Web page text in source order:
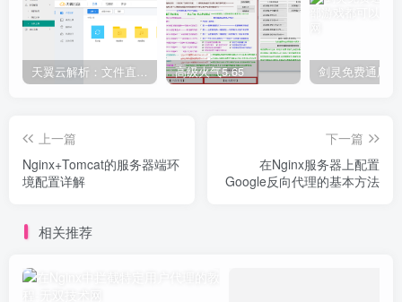
天翼云解析：文件直链获取源码 高级火气5.65
上一篇
Nginx+Tomcat的服务器端环
境配置详解
下一篇
在Nginx服务器上配置
Google反向代理的基本方法
相关推荐